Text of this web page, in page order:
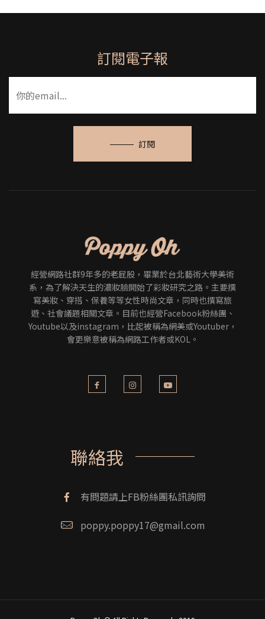
訂閱電子報
訂閱
經營網路社群9年多的老屁股，畢業於台北藝術大學美術
系，為了解決天生的濃妝臉開始了彩妝研究之路。主要撰
寫美妝、穿搭、保養等等女性時尚文章，同時也撰寫旅
遊、社會議題相關文章。目前也經營Facebook粉絲團、
Youtube以及instagram，比起被稱為網美或Youtuber，
會更樂意被稱為網路工作者或KOL。
聯絡我
有問題請上FB粉絲團私訊詢問
poppy.poppy17@gmail.com